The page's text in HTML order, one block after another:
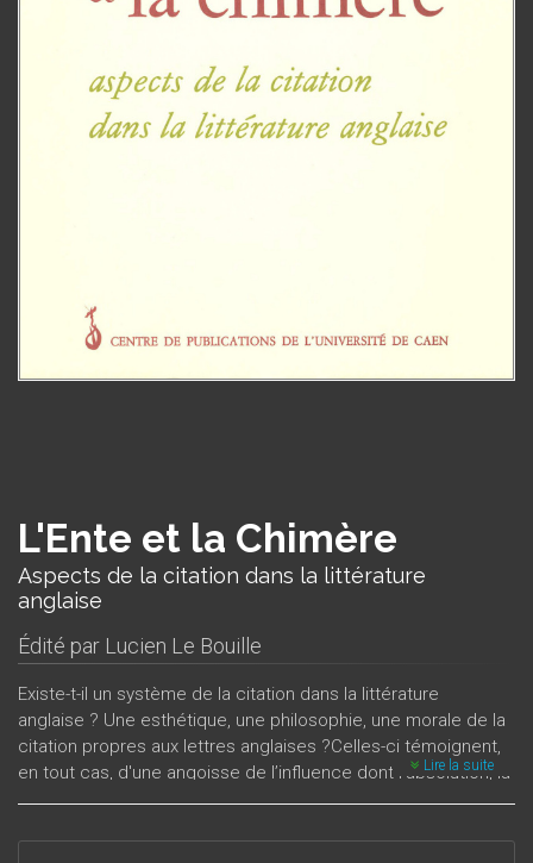
L'Ente et la Chimère
Aspects de la citation dans la littérature
anglaise
Édité par Lucien Le Bouille
Existe-t-il un système de la citation dans la littérature
anglaise ? Une esthétique, une philosophie, une morale de la
citation propres aux lettres anglaises ?Celles-ci témoignent,
en tout cas, d'une angoisse de l’influence dont l’absolution, la
rédemption sont la citation même. De quelle langue use-t-on
Lire la suite